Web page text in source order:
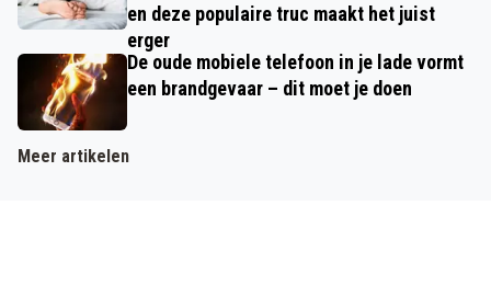
en deze populaire truc maakt het juist
erger
De oude mobiele telefoon in je lade vormt
een brandgevaar – dit moet je doen
Meer artikelen